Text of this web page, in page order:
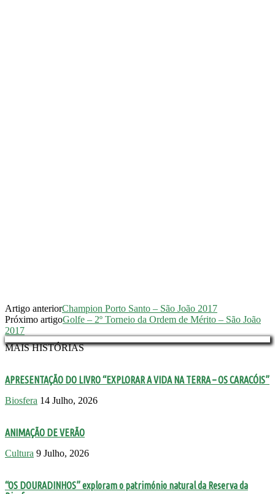
Artigo anteriorChampion Porto Santo – São João 2017
Próximo artigoGolfe – 2º Torneio da Ordem de Mérito – São João
2017
MAIS HISTÓRIAS
APRESENTAÇÃO DO LIVRO “EXPLORAR A VIDA NA TERRA – OS CARACÓIS”
Biosfera 14 Julho, 2026
ANIMAÇÃO DE VERÃO
Cultura 9 Julho, 2026
“OS DOURADINHOS” exploram o património natural da Reserva da